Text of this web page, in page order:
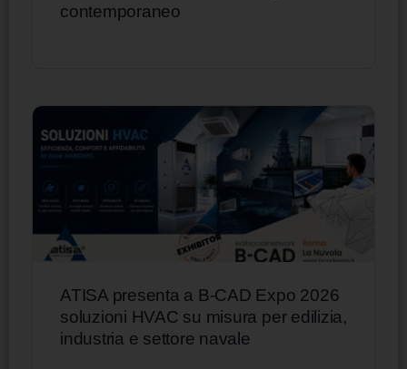
contemporaneo
ATISA presenta a B-CAD Expo 2026
soluzioni HVAC su misura per edilizia,
industria e settore navale